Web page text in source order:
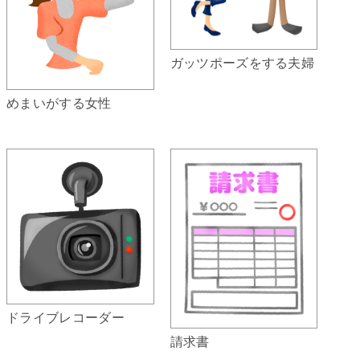
めまいがする女性
ガッツポーズをする夫婦
ドライブレコーダー
請求書